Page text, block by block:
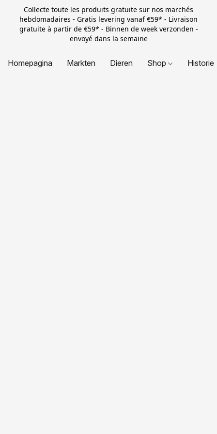
Collecte toute les produits gratuite sur nos marchés
hebdomadaires - Gratis levering vanaf €59* - Livraison
gratuite à partir de €59* - Binnen de week verzonden -
envoyé dans la semaine
Homepagina Markten Dieren Shop Historie